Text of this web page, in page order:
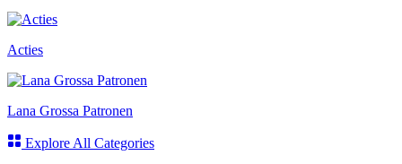
Acties
Lana Grossa Patronen
Explore All Categories